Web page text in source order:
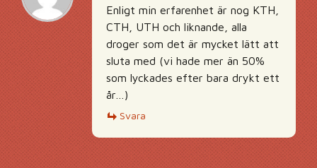
Enligt min erfarenhet är nog KTH,
CTH, UTH och liknande, alla
droger som det är mycket lätt att
sluta med (vi hade mer än 50%
som lyckades efter bara drykt ett
år…)
Svara